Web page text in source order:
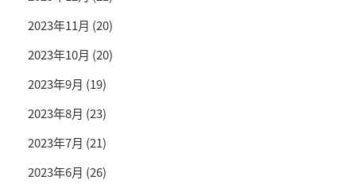
2023年11月 (20)
2023年10月 (20)
2023年9月 (19)
2023年8月 (23)
2023年7月 (21)
2023年6月 (26)